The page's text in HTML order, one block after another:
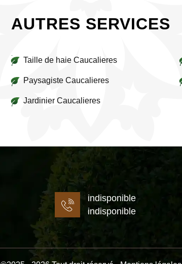
AUTRES SERVICES
Taille de haie Caucalieres
Paysagiste Caucalieres
Jardinier Caucalieres
indisponible
indisponible